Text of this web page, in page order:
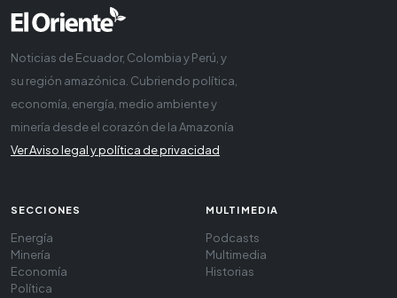
Noticias de Ecuador, Colombia y Perú, y
su región amazónica. Cubriendo política,
economía, energía, medio ambiente y
minería desde el corazón de la Amazonía
Ver Aviso legal y política de privacidad
SECCIONES
Energía
Minería
Economía
Política
MULTIMEDIA
Podcasts
Multimedia
Historias